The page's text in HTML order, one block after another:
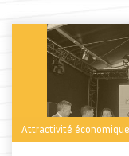
Toutes les
Attractivité